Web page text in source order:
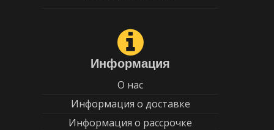
Информация
О нас
Информация о доставке
Информация о рассрочке